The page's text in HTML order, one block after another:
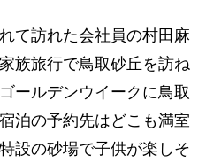
て訪れた会社員の村田麻
族旅行で鳥取砂丘を訪ね
ールデンウイークに鳥取
泊の予約先はどこも満室
設の砂場で子供が楽しそ